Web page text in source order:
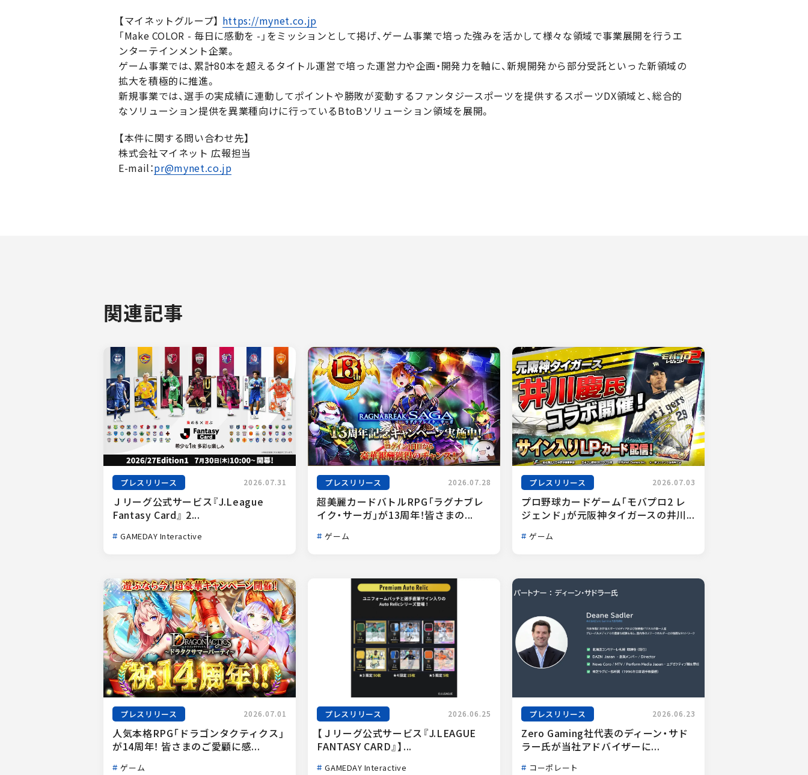
【マイネットグループ】 https://mynet.co.jp
「Make COLOR - 毎日に感動を -」をミッションとして掲げ、ゲーム事業で培った強みを活かして様々な領域で事業展開を行うエ
ンターテインメント企業。
ゲーム事業では、累計80本を超えるタイトル運営で培った運営力や企画・開発力を軸に、新規開発から部分受託といった新領域の
拡大を積極的に推進。
新規事業では、選手の実成績に連動してポイントや勝敗が変動するファンタジースポーツを提供するスポーツDX領域と、総合的
なソリューション提供を異業種向けに行っているBtoBソリューション領域を展開。
【本件に関する問い合わせ先】
株式会社マイネット 広報担当
E-mail：pr@mynet.co.jp
関連記事
プレスリリース 2026.07.31
Ｊリーグ公式サービス『J.League
Fantasy Card』 2...
GAMEDAY Interactive
プレスリリース 2026.07.28
超美麗カードバトルRPG「ラグナブレ
イク・サーガ」が13周年！皆さまの...
ゲーム
プレスリリース 2026.07.03
プロ野球カードゲーム「モバプロ2 レ
ジェンド」が元阪神タイガースの井川...
ゲーム
プレスリリース 2026.07.01
人気本格RPG「ドラゴンタクティクス」
が14周年！ 皆さまのご愛顧に感...
ゲーム
プレスリリース 2026.06.25
【Ｊリーグ公式サービス『J.LEAGUE
FANTASY CARD』】...
GAMEDAY Interactive
プレスリリース 2026.06.23
Zero Gaming社代表のディーン・サド
ラー氏が当社アドバイザーに...
コーポレート